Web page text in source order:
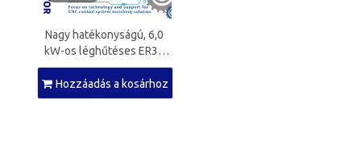
Nagy hatékonyságú, 6,0
kW-os léghűtéses ER32
orsómotor CNC
famegmunkáló gépekhez
Hozzáadás a kosárhoz